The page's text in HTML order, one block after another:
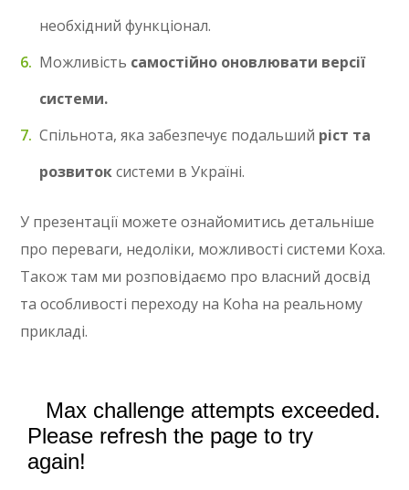
необхідний функціонал.
Можливість самостійно оновлювати версії
системи.
Спільнота, яка забезпечує подальший ріст та
розвиток системи в Україні.
У презентації можете ознайомитись детальніше
про переваги, недоліки, можливості системи Коха.
Також там ми розповідаємо про власний досвід
та особливості переходу на Koha на реальному
прикладі.